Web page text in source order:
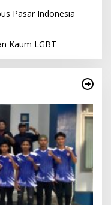
Pasar Indonesia
Kaum LGBT